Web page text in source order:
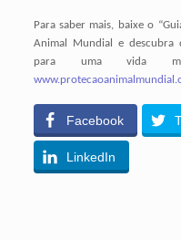
Para saber mais, baixe o
Animal Mundial e
para uma vida
Facebook
LinkedIn